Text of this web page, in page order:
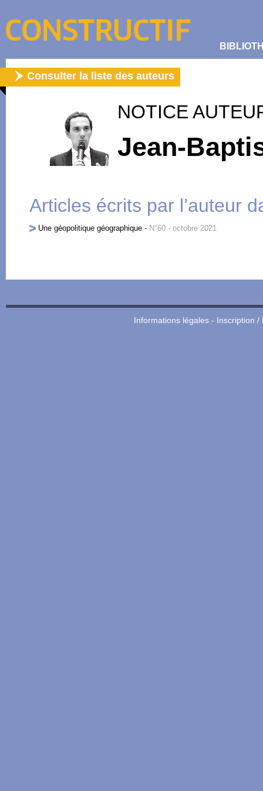
Consulter la liste des auteurs
NOTICE
Jean-
Articles écrits par l’auteur
Une géopolitique géographique - N°60 - octobre 2021
Informations légales- Inscription